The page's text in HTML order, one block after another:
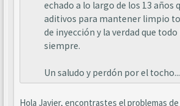
echado a lo largo de los 13 años
aditivos para mantener limpio
de inyección y la verdad que todo
siempre.
Un saludo y perdón por el tocho...
Hola Javier, encontrastes el problemas